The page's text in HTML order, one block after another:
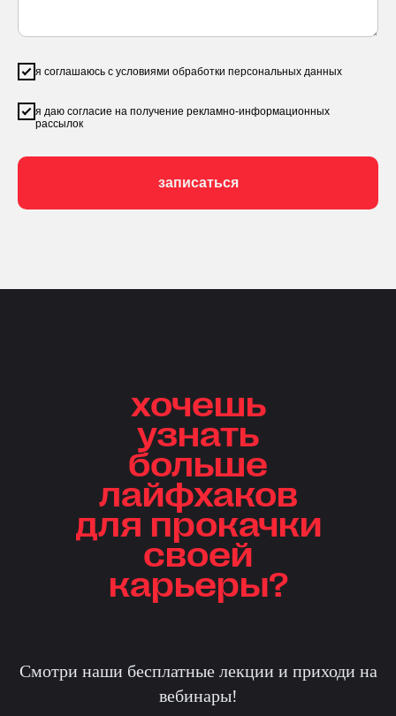
я соглашаюсь с условиями обработки персональных данных
я даю согласие на получение рекламно-информационных
рассылок
записаться
хочешь
узнать
больше
лайфхаков
для прокачки
своей
карьеры?
Смотри наши бесплатные лекции и приходи на
вебинары!